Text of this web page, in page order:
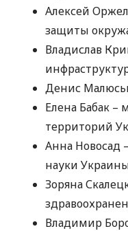
Алексей
защиты
Владислав
Денис
Елена Бабак
территорий
Анна Новосад
науки
Зоряна
Владимир